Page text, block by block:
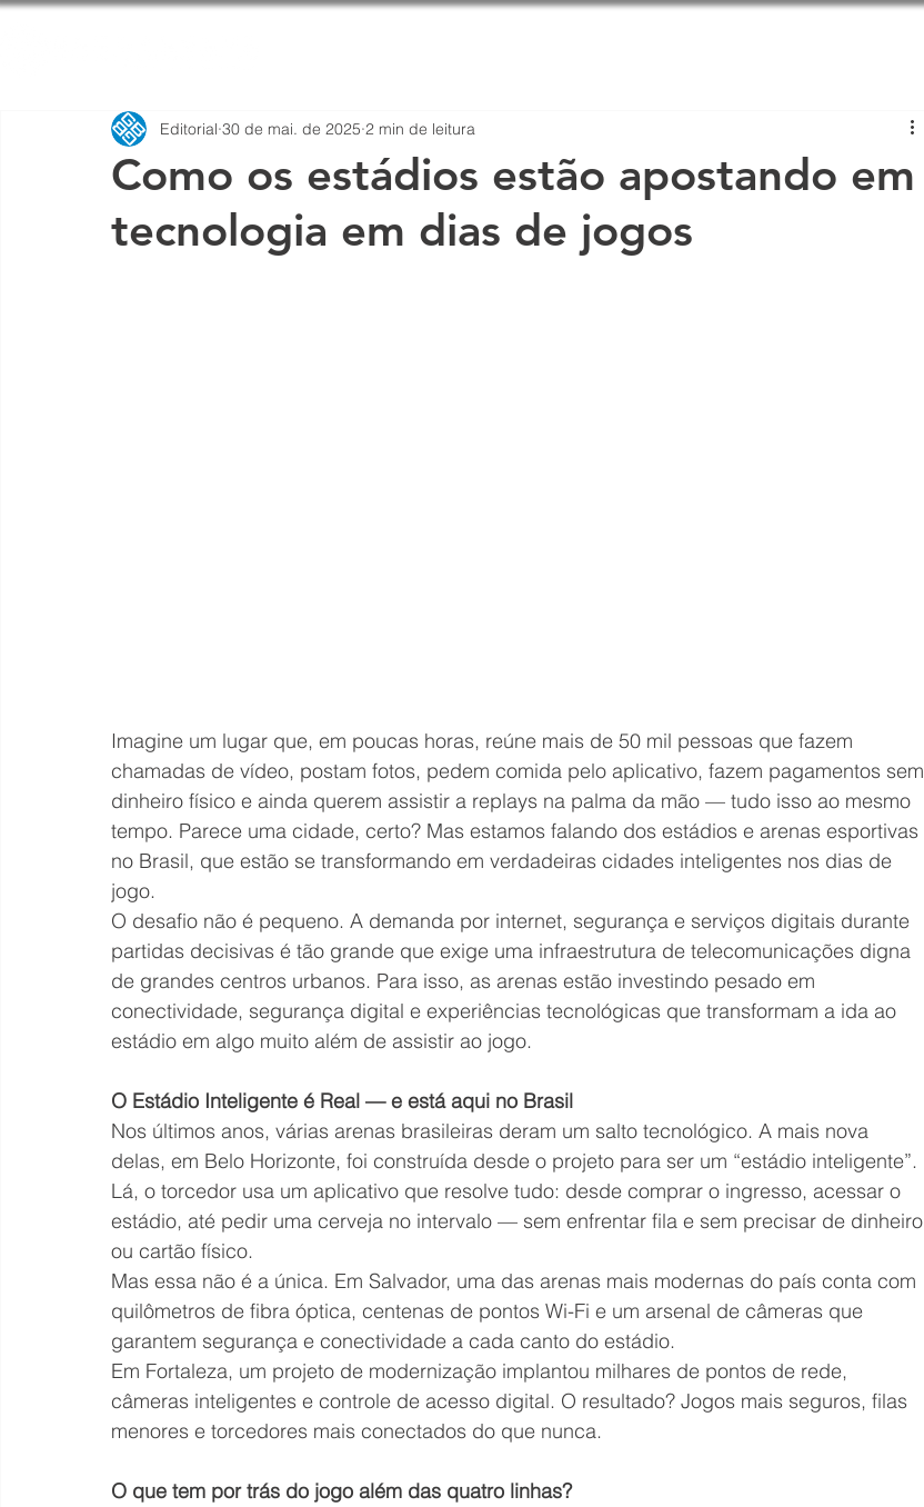
Como os estádios estão apostando em
tecnologia em dias de jogos
Editorial 30 de mai. de 2025 2 min de leitura
Imagine um lugar que, em poucas horas, reúne mais de 50 mil pessoas que fazem
chamadas de vídeo, postam fotos, pedem comida pelo aplicativo, fazem pagamentos sem
dinheiro físico e ainda querem assistir a replays na palma da mão — tudo isso ao mesmo
tempo. Parece uma cidade, certo? Mas estamos falando dos estádios e arenas esportivas
no Brasil, que estão se transformando em verdadeiras cidades inteligentes nos dias de
jogo.
O desafio não é pequeno. A demanda por internet, segurança e serviços digitais durante
partidas decisivas é tão grande que exige uma infraestrutura de telecomunicações digna
de grandes centros urbanos. Para isso, as arenas estão investindo pesado em
conectividade, segurança digital e experiências tecnológicas que transformam a ida ao
estádio em algo muito além de assistir ao jogo.
O Estádio Inteligente é Real — e está aqui no Brasil
Nos últimos anos, várias arenas brasileiras deram um salto tecnológico. A mais nova
delas, em Belo Horizonte, foi construída desde o projeto para ser um “estádio inteligente”.
Lá, o torcedor usa um aplicativo que resolve tudo: desde comprar o ingresso, acessar o
estádio, até pedir uma cerveja no intervalo — sem enfrentar fila e sem precisar de dinheiro
ou cartão físico.
Mas essa não é a única. Em Salvador, uma das arenas mais modernas do país conta com
quilômetros de fibra óptica, centenas de pontos Wi-Fi e um arsenal de câmeras que
garantem segurança e conectividade a cada canto do estádio.
Em Fortaleza, um projeto de modernização implantou milhares de pontos de rede,
câmeras inteligentes e controle de acesso digital. O resultado? Jogos mais seguros, filas
menores e torcedores mais conectados do que nunca.
O que tem por trás do jogo além das quatro linhas?